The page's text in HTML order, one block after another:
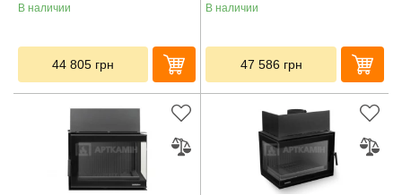
В наличии
44 805 грн
В наличии
47 586 грн